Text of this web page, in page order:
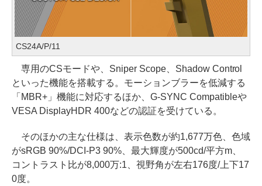
CS24A/P/11
専用のCSモードや、Sniper Scope、Shadow Control
といった機能を搭載する。モーションブラーを低減する
「MBR+」機能に対応するほか、G-SYNC Compatibleや
VESA DisplayHDR 400などの認証を受けている。
そのほかの主な仕様は、表示色数が約1,677万色、色域
がsRGB 90%/DCI-P3 90%、最大輝度が500cd/平方m、
コントラスト比が8,000万:1、視野角が左右176度/上下17
0度。